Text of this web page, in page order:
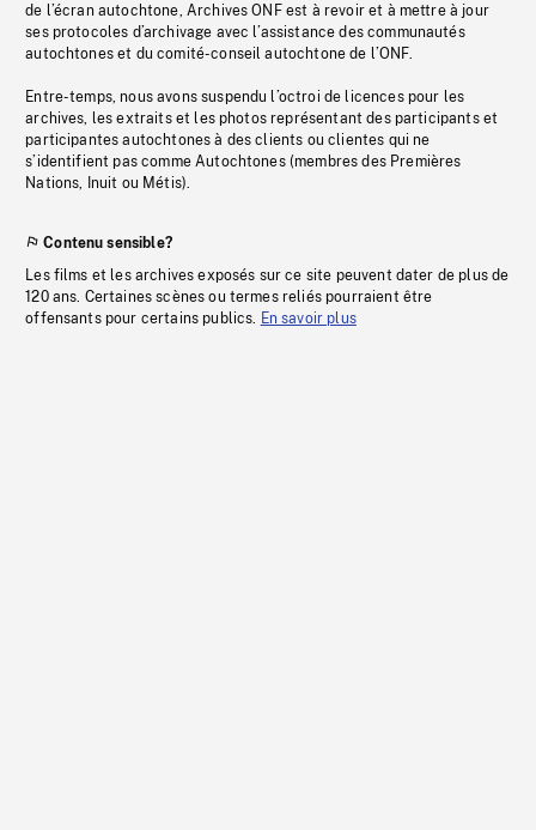
de l’écran autochtone, Archives ONF est à revoir et à mettre à jour
ses protocoles d’archivage avec l’assistance des communautés
autochtones et du comité-conseil autochtone de l’ONF.
Entre-temps, nous avons suspendu l’octroi de licences pour les
archives, les extraits et les photos représentant des participants et
participantes autochtones à des clients ou clientes qui ne
s’identifient pas comme Autochtones (membres des Premières
Nations, Inuit ou Métis).
Contenu sensible?
Les films et les archives exposés sur ce site peuvent dater de plus de
120 ans. Certaines scènes ou termes reliés pourraient être
offensants pour certains publics. En savoir plus